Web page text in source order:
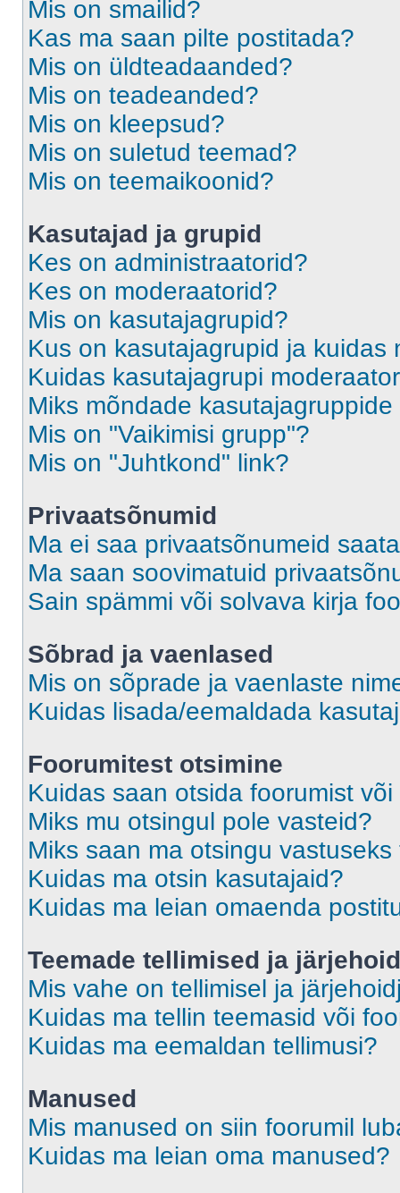
Mis on smailid?
Kas ma saan pilte postitada?
Mis on üldteadaanded?
Mis on teadeanded?
Mis on kleepsud?
Mis on suletud teemad?
Mis on teemaikoonid?
Kasutajad ja grupid
Kes on administraatorid?
Kes on moderaatorid?
Mis on kasutajagrupid?
Kus on kasutajagrupid ja kuidas
Kuidas kasutajagrupi
Miks mõndade
Mis on "Vaikimisi grupp"?
Mis on "Juhtkond" link?
Privaatsõnumid
Ma ei saa privaatsõnumeid
Ma saan soovimatuid
Sain spämmi või solvava kirja
Sõbrad ja vaenlased
Mis on sõprade ja vaenlaste
Kuidas lisada/eemaldada
Foorumitest otsimine
Kuidas saan otsida foorumist
Miks mu otsingul pole vasteid?
Miks saan ma otsingu
Kuidas ma otsin kasutajaid?
Kuidas ma leian omaenda
Teemade tellimised ja
Mis vahe on tellimisel ja
Kuidas ma tellin teemasid või
Kuidas ma eemaldan tellimusi?
Manused
Mis manused on siin foorumil
Kuidas ma leian oma manused?